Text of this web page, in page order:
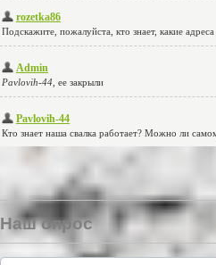
Наш опрос